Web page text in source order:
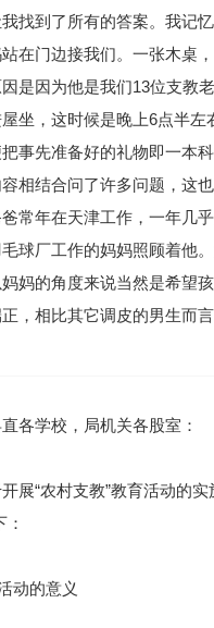
找到了所有的答案。我记
在门边接我们。一张木桌
是因为他是我们13位支教
坐，这时候是晚上6点半
事先准备好的礼物即一本
相结合问了许多问题，这
常年在天津工作，一年几
球厂工作的妈妈照顾着他
妈的角度来说当然是希望
，相比其它调皮的男生而
各学校，局机关各股室：
展“农村支教”教育活动的
动的意义